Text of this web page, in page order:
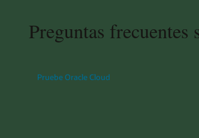
Preguntas frecuentes
Pruebe Oracle Cloud